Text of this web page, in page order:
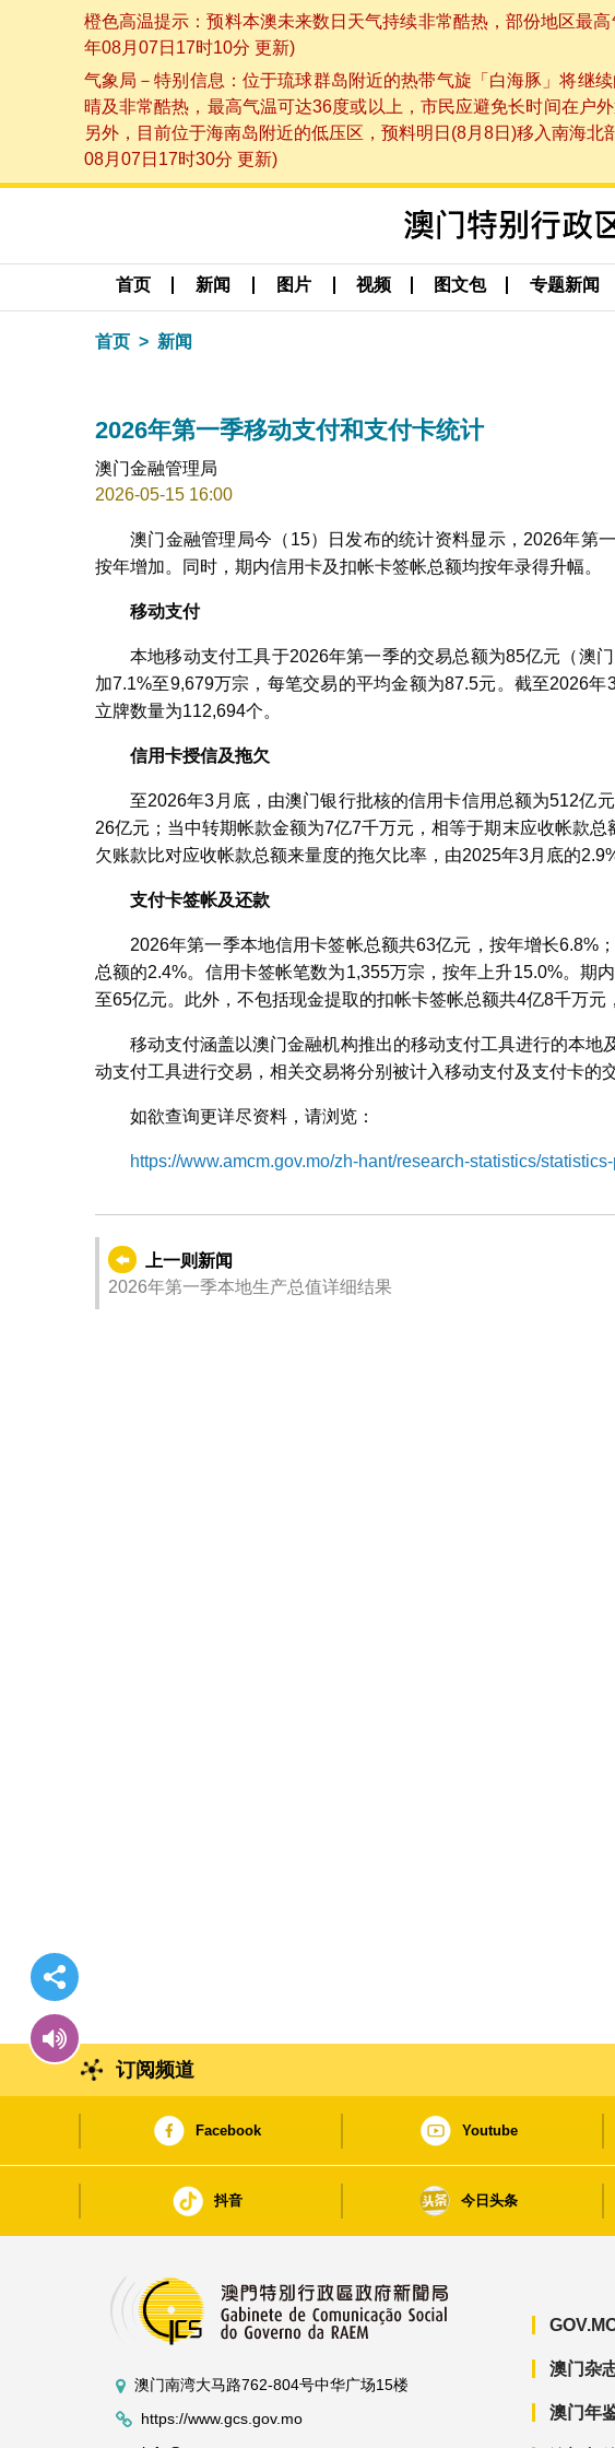
橙色高温提示：预料本澳未来数日天气持续非常酷热，部份地区最
年08月07日17时10分 更新)
气象局－特别信息：位于琉球群岛附近的热带气旋「白海豚」将继
晴及非常酷热，最高气温可达36度或以上，市民应避免长时间在户
另外，目前位于海南岛附近的低压区，预料明日(8月8日)移入南海
08月07日17时30分 更新)
首页 新闻 图片 视频 图文包 专题新闻
首页 新闻
2026年第一季移动支付和支付卡统计
澳门金融管理局
2026-05-15 16:00
澳门金融管理局今（15）日发布的统计资料显示，2026年第
按年增加。同时，期内信用卡及扣帐卡签帐总额均按年录得升幅。
移动支付
本地移动支付工具于2026年第一季的交易总额为85亿元（澳
加7.1%至9,679万宗，每笔交易的平均金额为87.5元。截至2026
立牌数量为112,694个。
信用卡授信及拖欠
至2026年3月底，由澳门银行批核的信用卡信用总额为512亿
26亿元；当中转期帐款金额为7亿7千万元，相等于期末应收帐款
欠账款比对应收帐款总额来量度的拖欠比率，由2025年3月底的
支付卡签帐及还款
2026年第一季本地信用卡签帐总额共63亿元，按年增长6.8%
总额的2.4%。信用卡签帐笔数为1,355万宗，按年上升15.0%。期
至65亿元。此外，不包括现金提取的扣帐卡签帐总额共4亿8千万元
移动支付涵盖以澳门金融机构推出的移动支付工具进行的本地
动支付工具进行交易，相关交易将分别被计入移动支付及支付卡的
如欲查询更详尽资料，请浏览：
https://www.amcm.gov.mo/zh-hant/research-statistics/
上一则新闻
2026年第一季本地生产总值详细结果
订阅频道
Facebook Youtube
抖音 今日头条
澳门南湾大马路762-804号中华广场15楼
https://www.gcs.gov.mo
澳门杂
澳门年